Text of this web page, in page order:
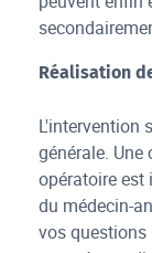
Réalisation
L'intervention
générale.
opératoire est
du médecin-
vos questions